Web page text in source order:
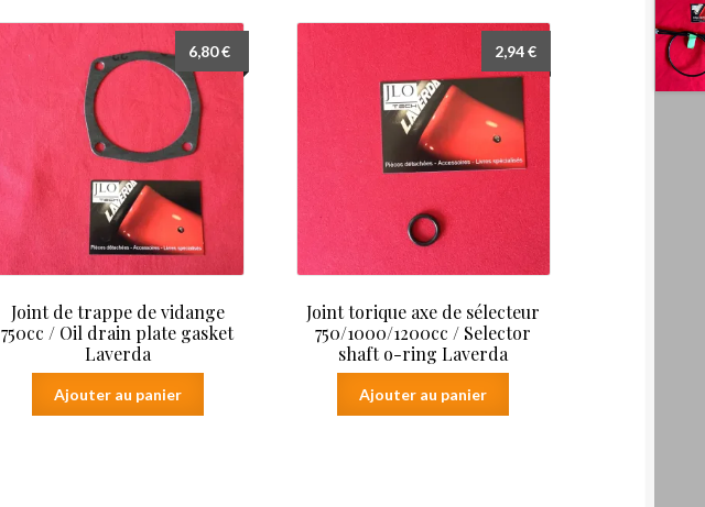
750
GT,
S,
SF,
Joint de trappe de vidange
750cc / Oil drain plate gasket
Laverda
6,80€
Ajouter au panier
Joint torique axe de sélecteur
750/1000/1200cc / Selector
shaft o-ring Laverda
2,94€
Ajouter au panier